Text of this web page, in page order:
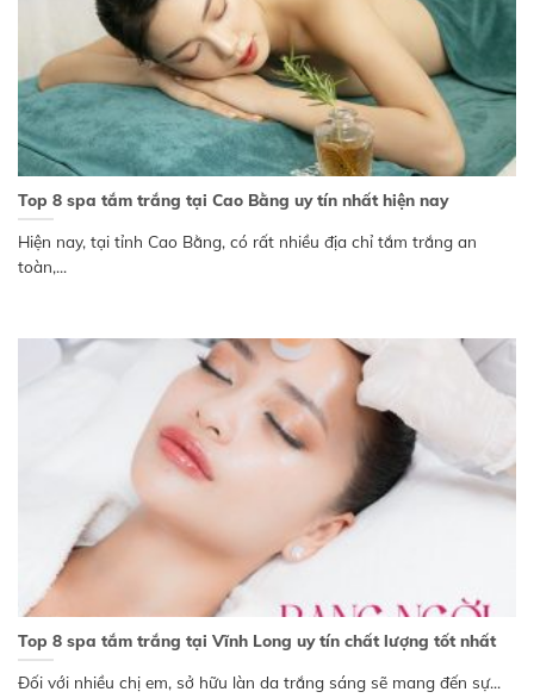
Top 8 spa tắm trắng tại Cao Bằng uy tín nhất hiện nay
Hiện nay, tại tỉnh Cao Bằng, có rất nhiều địa chỉ tắm trắng an
toàn,...
Top 8 spa tắm trắng tại Vĩnh Long uy tín chất lượng tốt nhất
Đối với nhiều chị em, sở hữu làn da trắng sáng sẽ mang đến sự...